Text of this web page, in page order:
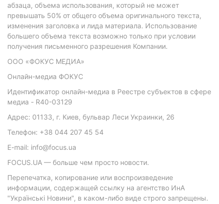
абзаца, объема использования, который не может
превышать 50% от общего объема оригинального текста,
изменения заголовка и лида материала. Использование
большего объема текста возможно только при условии
получения письменного разрешения Компании.
ООО «ФОКУС МЕДИА»
Онлайн-медиа ФОКУС
Идентификатор онлайн-медиа в Реестре субъектов в сфере
медиа - R40-03129
Адрес: 01133, г. Киев, бульвар Леси Украинки, 26
Телефон: +38 044 207 45 54
E-mail: info@focus.ua
FOCUS.UA — больше чем просто новости.
Перепечатка, копирование или воспроизведение
информации, содержащей ссылку на агентство ИнА
"Українські Новини", в каком-либо виде строго запрещены.